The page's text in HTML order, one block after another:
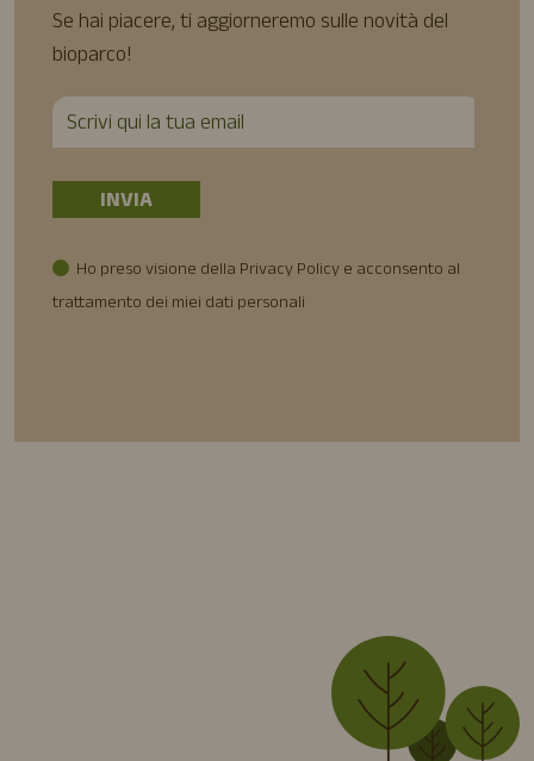
Se hai piacere, ti aggiorneremo sulle novità del
bioparco!
Ho preso visione della Privacy Policy e acconsento al
trattamento dei miei dati personali